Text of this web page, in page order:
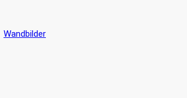
Wandbilder